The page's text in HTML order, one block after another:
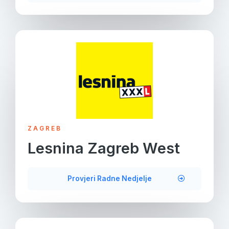
ZAGREB
Lesnina Zagreb West
Provjeri Radne Nedjelje